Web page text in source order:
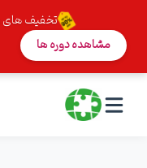
تخفیف های
مشاهده دوره ها